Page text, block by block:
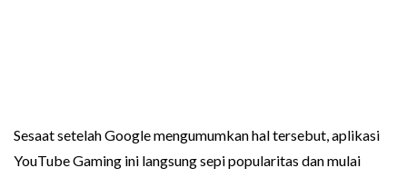
Sesaat setelah Google mengumumkan hal tersebut, aplikasi
YouTube Gaming ini langsung sepi popularitas dan mulai